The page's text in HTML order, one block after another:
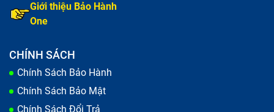
Giới thiệu Bảo Hành
One
CHÍNH SÁCH
Chính Sách Bảo Hành
Chính Sách Bảo Mật
Chính Sách Đổi Trả